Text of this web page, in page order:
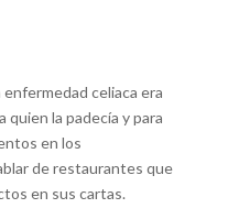
celiaca era
quien la padecía y para
en los
de restaurantes que
en sus cartas.